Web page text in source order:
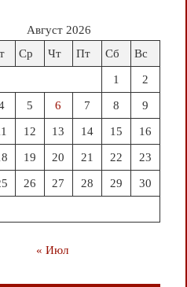
Август 2026
Ср Чт Пт Сб Вс
1 2
5 6 7 8 9
12 13 14 15 16
19 20 21 22 23
26 27 28 29 30
« Июл